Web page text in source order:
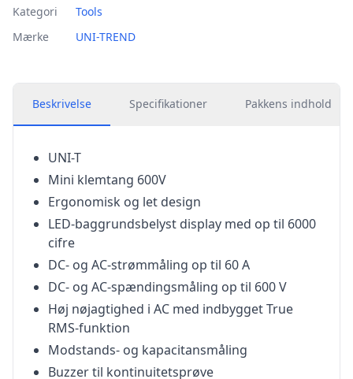
Kategori
Tools
Mærke
UNI-TREND
Beskrivelse Specifikationer Pakkens indhold
UNI-T
Mini klemtang 600V
Ergonomisk og let design
LED-baggrundsbelyst display med op til 6000
cifre
DC- og AC-strømmåling op til 60 A
DC- og AC-spændingsmåling op til 600 V
Høj nøjagtighed i AC med indbygget True
RMS-funktion
Modstands- og kapacitansmåling
Buzzer til kontinuitetsprøve